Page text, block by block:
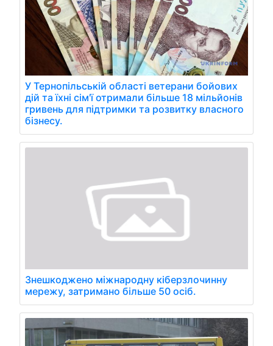
У Тернопільській області ветерани бойових
дій та їхні сім'ї отримали більше 18 мільйонів
гривень для підтримки та розвитку власного
бізнесу.
Знешкоджено міжнародну кіберзлочинну
мережу, затримано більше 50 осіб.